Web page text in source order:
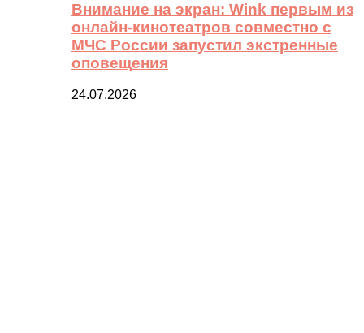
Внимание на экран: Wink первым из
онлайн-кинотеатров совместно с
МЧС России запустил экстренные
оповещения
24.07.2026